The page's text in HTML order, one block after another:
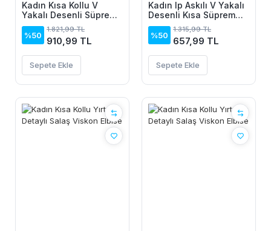
Kadın Kısa Kollu V
Yakalı Desenli Süprem
Elbise
%50
1.821,99 TL
910,99 TL
Sepete Ekle
Kadın Ip Askılı V Yakalı
Desenli Kısa Süprem
Elbise
%50
1.315,99 TL
657,99 TL
Sepete Ekle